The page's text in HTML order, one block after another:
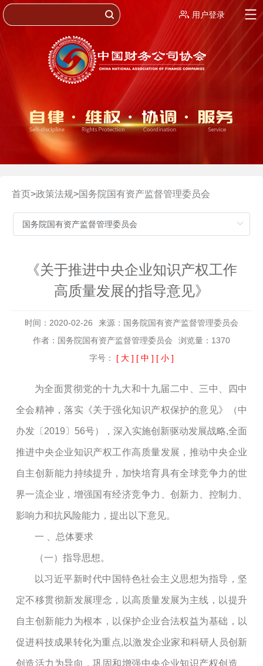
用户登录
首页>政策法规>国务院国有资产监督管理委员会
《关于推进中央企业知识产权工作
高质量发展的指导意见》
时间：2020-02-26
来源：国务院国有资产监督管理委员会
作者：国务院国有资产监督管理委员会
浏览量：1370
字号： [ 大 ] [ 中 ] [ 小 ]
为全面贯彻党的十九大和十九届二中、三中、四中
全会精神，落实《关于强化知识产权保护的意见》（中
办发〔 2019 〕 56号），深入实施创新驱动发展战略,全面
推进中央企业知识产权工作高质量发展，推动中央企业
自主创新能力持续提升，加快培育具有全球竞争力的世
界一流企业，增强国有经济竞争力、创新力、控制力、
影响力和抗风险能力，提出以下意见。
一 、总体要求
（一）指导思想。
以习近平新时代中国特色社会主义思想为指导，坚
定不移贯彻新发展理念，以高质量发展为主线，以提升
自主创新能力为根本，以保护企业合法权益为基础，以
促进科技成果转化为重点, 以激发企业家和科研人员创新
创造活力为导向，巩固和增强中央企业知识产权创造、